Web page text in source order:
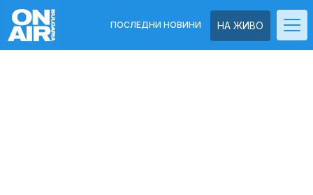
НА ЖИВО
ПОСЛЕДНИ НОВИНИ